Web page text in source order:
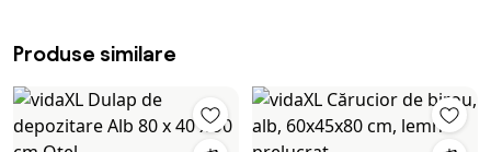
Produse similare